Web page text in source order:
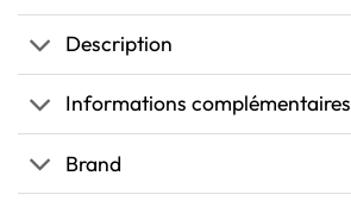
Description
Informations complémentaires
Brand